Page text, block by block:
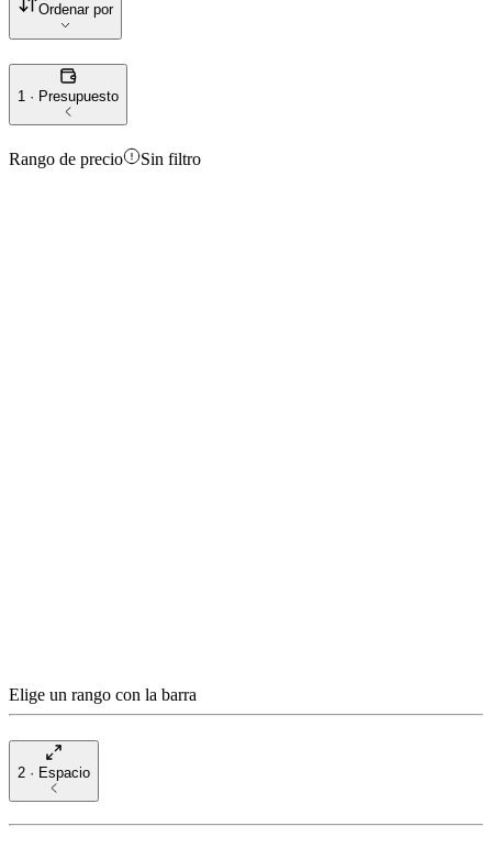
Ordenar por
1 · Presupuesto
Rango de precio Sin filtro
Elige un rango con la barra
2 · Espacio